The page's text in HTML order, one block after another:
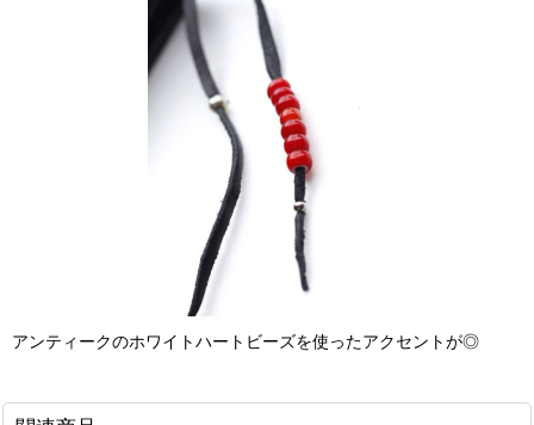
アンティークのホワイトハートビーズを使ったアクセントが◎